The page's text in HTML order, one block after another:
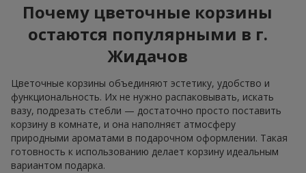
Почему цветочные корзины
остаются популярными в г.
Жидачов
Цветочные корзины объединяют эстетику, удобство и
функциональность. Их не нужно распаковывать, искать
вазу, подрезать стебли — достаточно просто поставить
корзину в комнате, и она наполняєт атмосферу
природными ароматами в подарочном оформлении. Такая
готовность к использованию делает корзину идеальным
вариантом подарка.